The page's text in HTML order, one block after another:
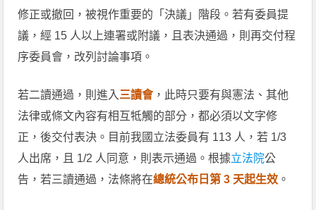
修正或撤回，被視作重要的「決議」階段。若有委員提
議，經 15 人以上連署或附議，且表決通過，則再交付程
序委員會，改列討論事項。
若二讀通過，則進入 三讀會，此時只要有與憲法、其他
法律或條文內容有相互牴觸的部分，都必須以文字修
正，後交付表決。目前我國立法委員有 113 人，若 1/3
人出席，且 1/2 人同意，則表示通過。根據立法院公
告，若三讀通過，法條將在總統公布日第 3 天起生效 。